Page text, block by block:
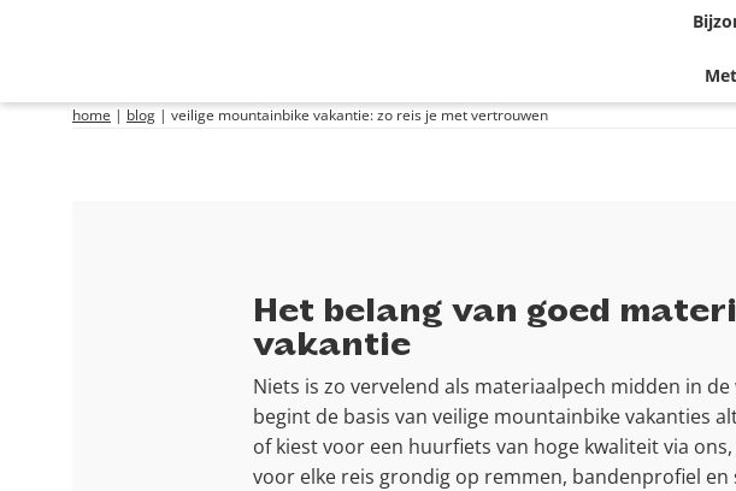
home | blog | veilige mountainbike vakantie: zo reis je met vertrouwen
Het belang van goed
vakantie
Niets is zo vervelend als materiaalpech midden in
begint de basis van veilige mountainbike vakanties
of kiest voor een huurfiets van hoge kwaliteit via
voor elke reis grondig op remmen, bandenprofiel en